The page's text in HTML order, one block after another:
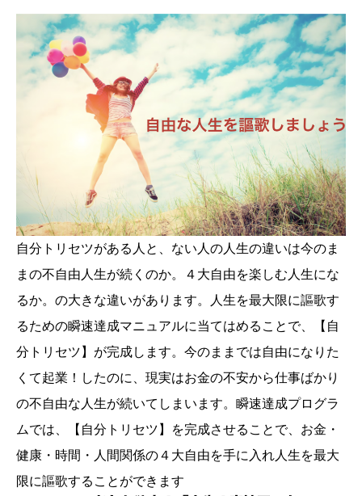
自分トリセツがある人と、ない人の人生の違いは今のま
まの不自由人生が続くのか。４大自由を楽しむ人生にな
るか。の大きな違いがあります。人生を最大限に謳歌す
るための瞬速達成マニュアルに当てはめることで、【自
分トリセツ】が完成します。今のままでは自由になりた
くて起業！したのに、現実はお金の不安から仕事ばかり
の不自由な人生が続いてしまいます。瞬速達成プログラ
ムでは、【自分トリセツ】を完成させることで、お金・
健康・時間・人間関係の４大自由を手に入れ人生を最大
限に謳歌することができます